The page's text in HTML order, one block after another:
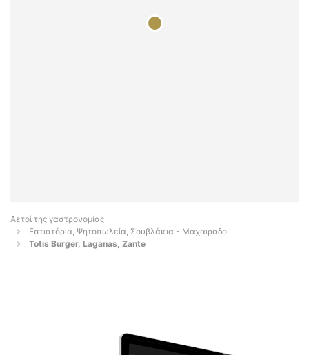
Αετοί της γαστρονομίας
Εστιατόρια, Ψητοπωλεία, Σουβλάκια - Μαχαιραδο
Totis Burger, Laganas, Zante